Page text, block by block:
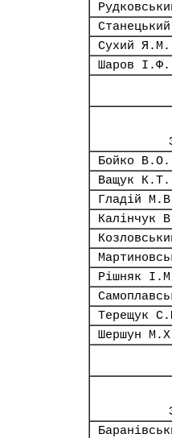
Сухий Я.М.
Шаров І.Ф.
Бойко В.О.
Ващук К.Т.
Гладій
Калінчук
Рішняк
Терещук
Шершун